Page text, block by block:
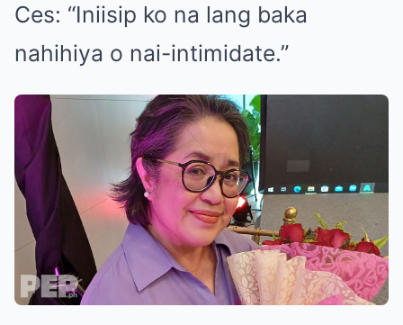
Ces: “Iniisip ko na lang baka
nahihiya o nai-intimidate.”